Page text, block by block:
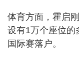
体育方面，霍启
设有1万个座位的
国际赛落户。